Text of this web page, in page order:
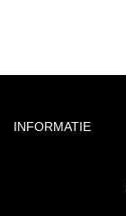
INFORMATIE